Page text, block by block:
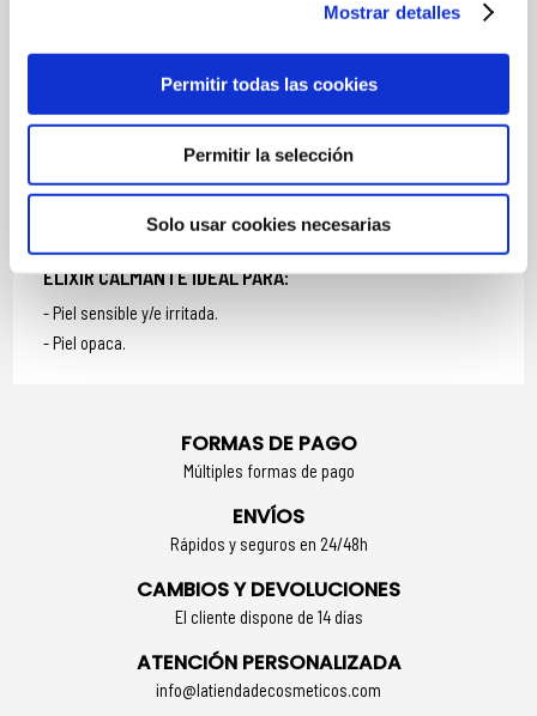
Mostrar detalles
Permitir todas las cookies
Permitir la selección
Solo usar cookies necesarias
MODO DE UTILIZACIÓN
Después de la limpieza, verter dos dosificaciones en las manos,
presionar las palmas juntas y dar golpecitos en la cara y cuello.
Esperar unos minutos hasta que se absorba antes de aplicar
ELIXIR CALMANTE IDEAL PARA:
Piel sensible y/e irritada.
Piel opaca.
FORMAS DE PAGO
Múltiples formas de pago
ENVÍOS
Rápidos y seguros en 24/48h
CAMBIOS Y DEVOLUCIONES
El cliente dispone de 14 días
ATENCIÓN PERSONALIZADA
info@latiendadecosmeticos.com